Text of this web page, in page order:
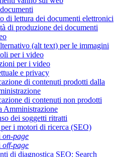
di lettura dei documenti elettronici
di produzione dei documenti
(alt text) per le immagini
per i video
per i video
e privacy
di contenuti prodotti dalla
di contenuti non prodotti
Amministrazione
dei soggetti ritratti
i motori di ricerca (SEO)
on-page
off-page
di diagnostica SEO: Search